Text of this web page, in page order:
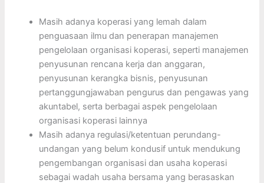
Masih adanya koperasi yang lemah dalam
penguasaan ilmu dan penerapan manajemen
pengelolaan organisasi koperasi, seperti manajemen
penyusunan rencana kerja dan anggaran,
penyusunan kerangka bisnis, penyusunan
pertanggungjawaban pengurus dan pengawas yang
akuntabel, serta berbagai aspek pengelolaan
organisasi koperasi lainnya
Masih adanya regulasi/ketentuan perundang-
undangan yang belum kondusif untuk mendukung
pengembangan organisasi dan usaha koperasi
sebagai wadah usaha bersama yang berasaskan